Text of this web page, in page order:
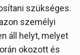
szükséges.
személyi
áll helyt, melyet
okozott és